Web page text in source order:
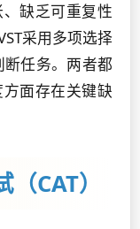
缺乏可重复性
采用多项选择
断任务。两者都
面存在关键缺
CAT）